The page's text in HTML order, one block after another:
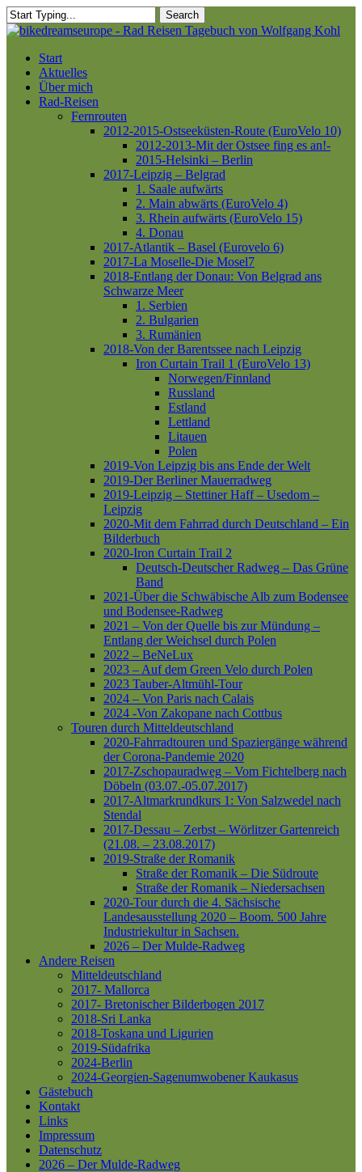
Skip
to
content
Search
Close
Menu
Start
Aktuelles
Über mich
Rad-Reisen
Fernrouten
2012-2015-Ostseeküsten-Route (EuroVelo 10)
2012-2013-Mit der Ostsee fing es an!-
2015-Helsinki – Berlin
2017-Leipzig – Belgrad
1. Saale aufwärts
2. Main abwärts (EuroVelo 4)
3. Rhein aufwärts (EuroVelo 15)
4. Donau
2017-Atlantik – Basel (Eurovelo 6)
2017-La Moselle-Die Mosel7
2018-Entlang der Donau: Von Belgrad ans
Schwarze Meer
1. Serbien
2. Bulgarien
3. Rumänien
2018-Von der Barentssee nach Leipzig
Iron Curtain Trail 1 (EuroVelo 13)
Norwegen/Finnland
Russland
Estland
Lettland
Litauen
Polen
2019-Von Leipzig bis ans Ende der Welt
2019-Der Berliner Mauerradweg
2019-Leipzig – Stettiner Haff – Usedom –
Leipzig
2020-Mit dem Fahrrad durch Deutschland – Ein
Bilderbuch
2020-Iron Curtain Trail 2
Deutsch-Deutscher Radweg – Das Grüne
Band
2021-Über die Schwäbische Alb zum Bodensee
und Bodensee-Radweg
2021 – Von der Quelle bis zur Mündung –
Entlang der Weichsel durch Polen
2022 – BeNeLux
2023 – Auf dem Green Velo durch Polen
2023 Tauber-Altmühl-Tour
2024 – Von Paris nach Calais
2024 -Von Zakopane nach Cottbus
Touren durch Mitteldeutschland
2020-Fahrradtouren und Spaziergänge während
der Corona-Pandemie 2020
2017-Zschopauradweg – Vom Fichtelberg nach
Döbeln (03.07.-05.07.2017)
2017-Altmarkrundkurs 1: Von Salzwedel nach
Stendal
2017-Dessau – Zerbst – Wörlitzer Gartenreich
(21.08. – 23.08.2017)
2019-Straße der Romanik
Straße der Romanik – Die Südroute
Straße der Romanik – Niedersachsen
2020-Tour durch die 4. Sächsische
Landesausstellung 2020 – Boom. 500 Jahre
Industriekultur in Sachsen.
2026 – Der Mulde-Radweg
Andere Reisen
Mitteldeutschland
2017- Mallorca
2017- Bretonischer Bilderbogen 2017
2018-Sri Lanka
2018-Toskana und Ligurien
2019-Südafrika
2024-Berlin
2024-Georgien-Sagenumwobener Kaukasus
Gästebuch
Kontakt
Links
Impressum
Datenschutz
2026 – Der Mulde-Radweg